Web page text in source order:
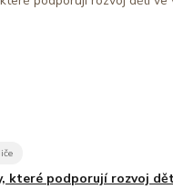
které podporují rozvoj